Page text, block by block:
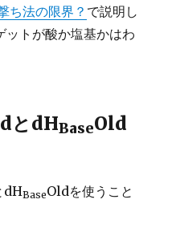
ち法の限界？ で説明し
ットが酸か塩基かはわ
とdHBaseOld
dHBaseOldを使うこと